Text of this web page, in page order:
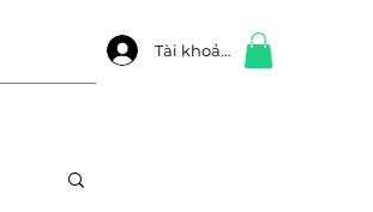
Tài khoản